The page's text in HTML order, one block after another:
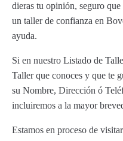
dieras tu opinión, seguro que
un taller de confianza en
ayuda.
Si en nuestro Listado de
Taller que conoces y que te
su Nombre, Dirección ó
incluiremos a la mayor
Estamos en proceso de